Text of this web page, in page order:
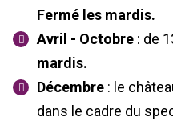
Fermé les mardis.
Avril - Octobre : de
mardis.
Décembre : le
dans le cadre du